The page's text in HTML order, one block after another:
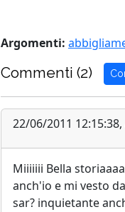
Argomenti:
Commenti (2)
22/06/2011 12:15:38,
Miiiiiii Bella
anch'io e mi vesto
sar? inquietante